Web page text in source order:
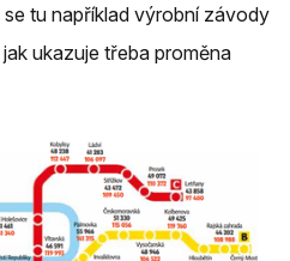
tu například výrobní závody
ukazuje třeba proměna